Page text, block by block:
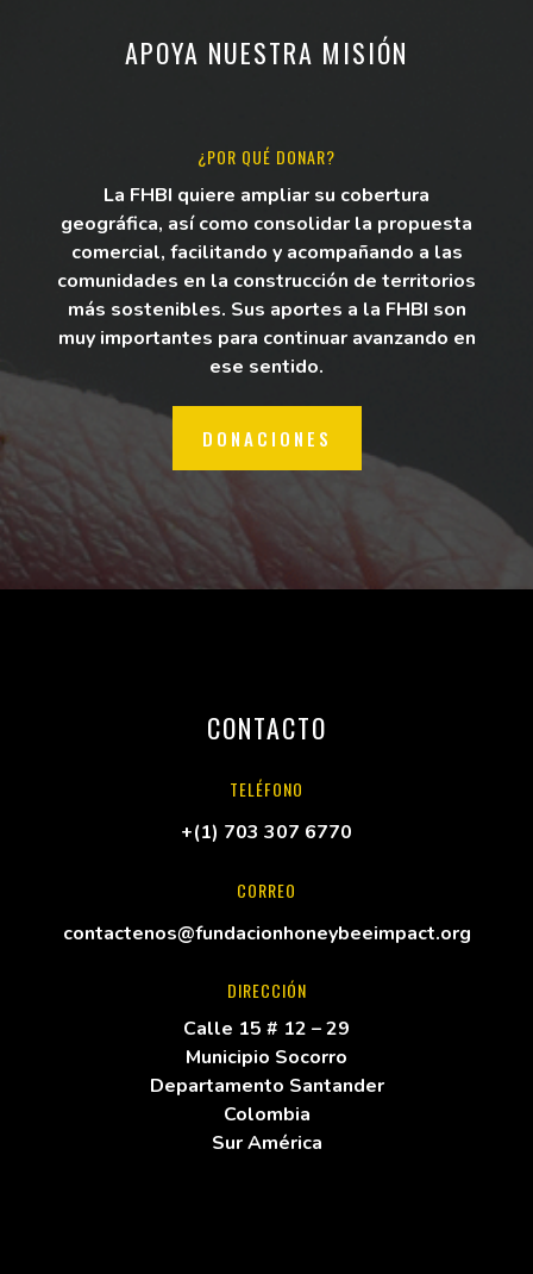
APOYA NUESTRA MISIÓN
¿POR QUÉ DONAR?
La FHBI quiere ampliar su cobertura
geográfica, así como consolidar la propuesta
comercial, facilitando y acompañando a las
comunidades en la construcción de territorios
más sostenibles. Sus aportes a la FHBI son
muy importantes para continuar avanzando en
ese sentido.
DONACIONES
CONTACTO
TELÉFONO
+(1) 703 307 6770
CORREO
contactenos@fundacionhoneybeeimpact.org
DIRECCIÓN
Calle 15 # 12 – 29
Municipio Socorro
Departamento Santander
Colombia
Sur América